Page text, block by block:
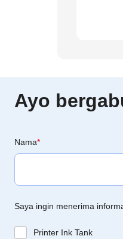
Ayo
Nama*
Saya ingin menerima
Printer Ink Tank